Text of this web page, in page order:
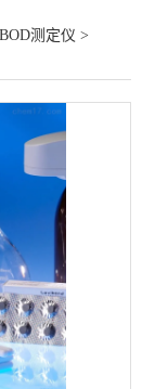
BOD测定仪 >